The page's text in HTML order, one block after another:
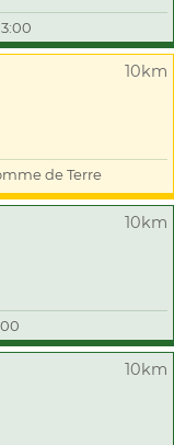
10km
de Terre
10km
10km